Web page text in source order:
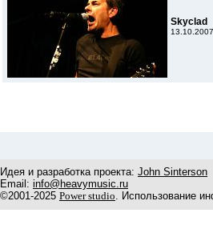
Skyclad
Идея и разработка проекта: John Sinterson
Email: info@heavymusic.ru
©2001-2025 Power studio. Использование